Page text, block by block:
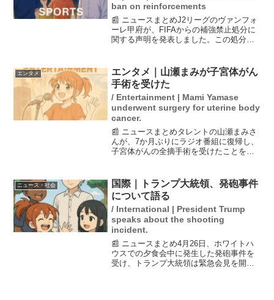
ban on reinforcements
📰 ニュースまとめJ2リーグのヴァンフォ
ーレ甲府が、FIFAからの補強禁止処分に
関する声明を発表しました。この処分
金支払いに関するトラブルが原因です。
甲府は、両クラ...
エンタメ
エンタメ｜山瀬まみが子宮体がん
手術を受けた
/ Entertainment | Mami Yamase
underwent surgery for uterine body
cancer.
📰 ニュースまとめタレントの山瀬まみさ
んが、7か月ぶりにラジオ番組に復帰し、
子宮体がんの全摘手術を受けたことを報
血が挙げられます。山瀬さんの復帰を通
じて、がん検診の重...
ニュース・社会
国際｜トランプ大統領、発砲事件
について語る
/ International | President Trump
speaks about the shooting
incident.
📰 ニュースまとめ4月26日、ホワイトハ
ウスでの夕食会中に発生した発砲事件を
受け、トランプ大統領は緊急会見を開